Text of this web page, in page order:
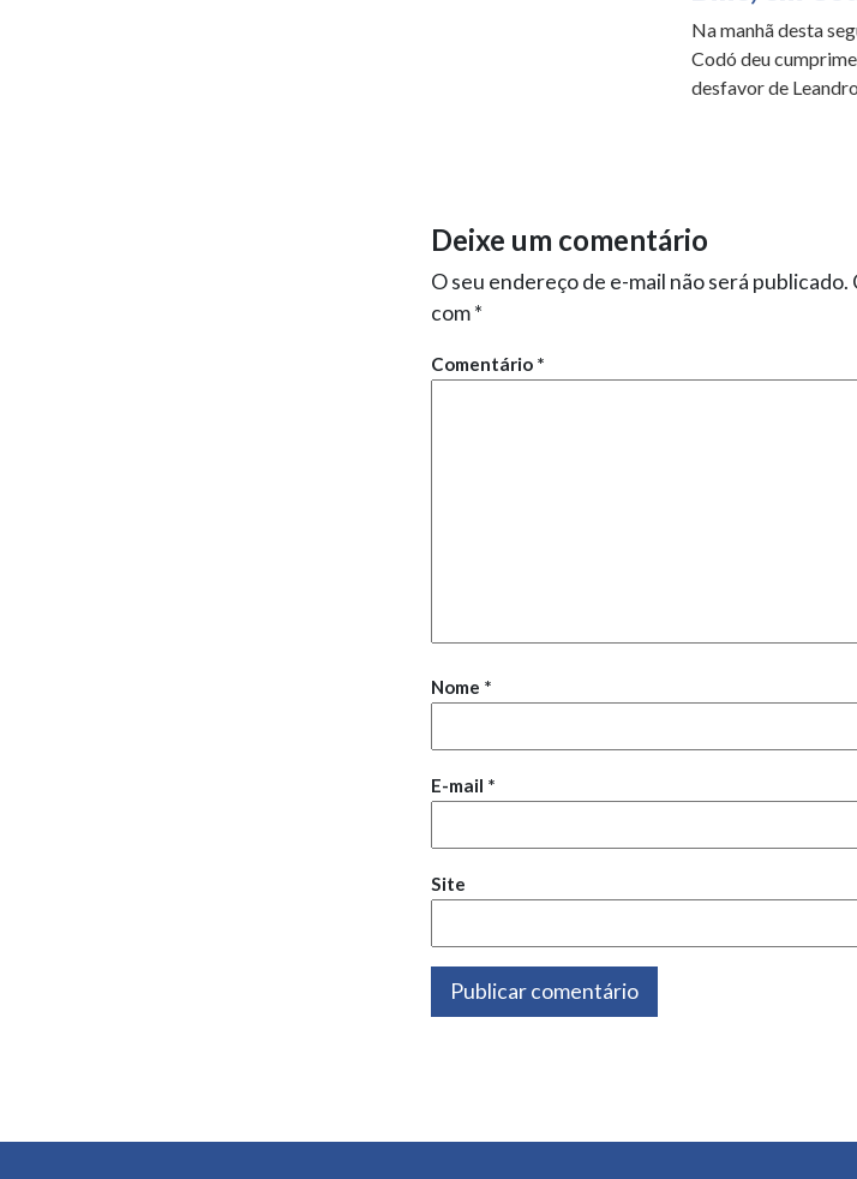
Na manhã desta
Codó deu
desfavor de
Deixe um comentário
O seu endereço de e-mail não será publicado.
com*
Comentário *
Nome *
E-mail *
Site